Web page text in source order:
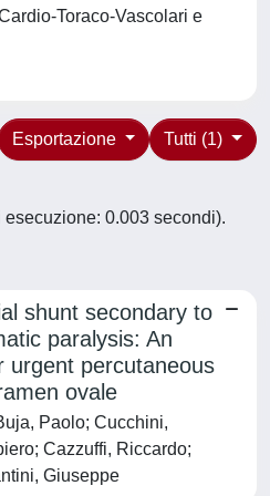
Toraco-Vascolari e
Tutti (1)
Esportazione
0.003 secondi).
shunt secondary to
paralysis: An
urgent percutaneous
ovale
Paolo; Cucchini,
Cazzuffi, Riccardo;
Giuseppe